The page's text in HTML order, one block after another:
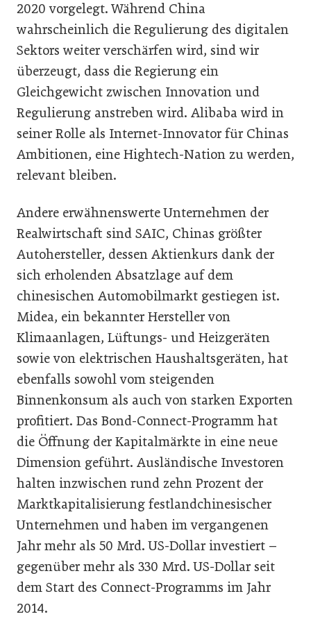
2020 vorgelegt. Während China
wahrscheinlich die Regulierung des digitalen
Sektors weiter verschärfen wird, sind wir
überzeugt, dass die Regierung ein
Gleichgewicht zwischen Innovation und
Regulierung anstreben wird. Alibaba wird in
seiner Rolle als Internet-Innovator für Chinas
Ambitionen, eine Hightech-Nation zu werden,
relevant bleiben.
Andere erwähnenswerte Unternehmen der
Realwirtschaft sind SAIC, Chinas größter
Autohersteller, dessen Aktienkurs dank der
sich erholenden Absatzlage auf dem
chinesischen Automobilmarkt gestiegen ist.
Midea, ein bekannter Hersteller von
Klimaanlagen, Lüftungs- und Heizgeräten
sowie von elektrischen Haushaltsgeräten, hat
ebenfalls sowohl vom steigenden
Binnenkonsum als auch von starken Exporten
profitiert. Das Bond-Connect-Programm hat
die Öffnung der Kapitalmärkte in eine neue
Dimension geführt. Ausländische Investoren
halten inzwischen rund zehn Prozent der
Marktkapitalisierung festlandchinesischer
Unternehmen und haben im vergangenen
Jahr mehr als 50 Mrd. US-Dollar investiert –
gegenüber mehr als 330 Mrd. US-Dollar seit
dem Start des Connect-Programms im Jahr
2014.